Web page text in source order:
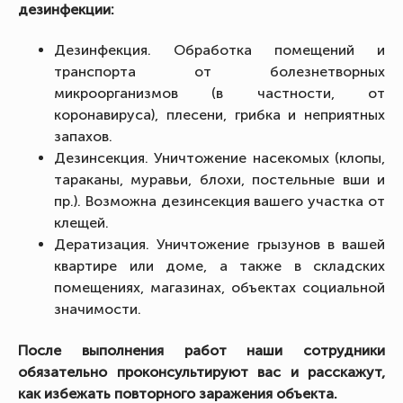
дезинфекции:
Дезинфекция. Обработка помещений и
транспорта от болезнетворных
микроорганизмов (в частности, от
коронавируса), плесени, грибка и неприятных
запахов.
Дезинсекция. Уничтожение насекомых (клопы,
тараканы, муравьи, блохи, постельные вши и
пр.). Возможна дезинсекция вашего участка от
клещей.
Дератизация. Уничтожение грызунов в вашей
квартире или доме, а также в складских
помещениях, магазинах, объектах социальной
значимости.
После выполнения работ наши сотрудники
обязательно проконсультируют вас и расскажут,
как избежать повторного заражения объекта.